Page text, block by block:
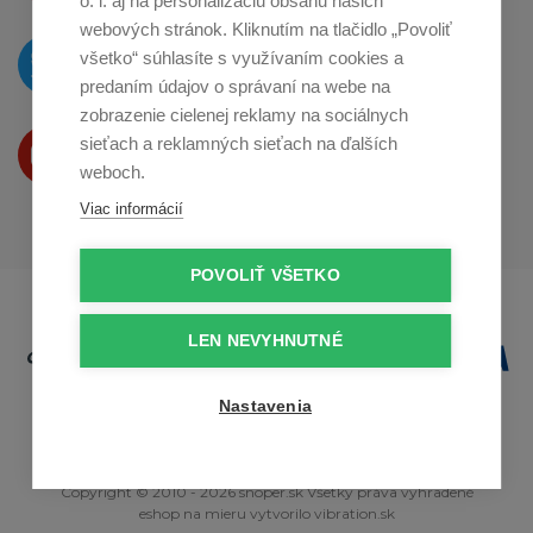
O novinkách píšeme
na Twitteri
Produkty Vám predstavujeme
naYoutube
Copyright © 2010 - 2026 snoper.sk Všetky práva vyhradené
eshop na mieru vytvorilo vibration.sk
webových stránok. Kliknutím na tlačidlo „Povoliť
všetko“ súhlasíte s využívaním cookies a
predaním údajov o správaní na webe na
zobrazenie cielenej reklamy na sociálnych
sieťach a reklamných sieťach na ďalších
weboch.
Viac informácií
POVOLIŤ VŠETKO
LEN NEVYHNUTNÉ
Nastavenia